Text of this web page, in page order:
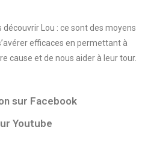
Lou : ce sont des moyens
efficaces en permettant à
cause et de nous aider à leur tour.
sur Facebook
Youtube